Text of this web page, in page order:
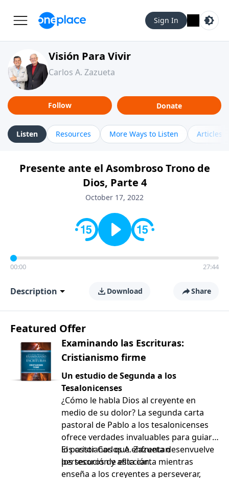
Sign In
Visión Para Vivir
Carlos A. Zazueta
Follow Donate
Listen Resources More Ways to Listen Articles
Presente ante el Asombroso Trono de
Dios, Parte 4
October 17, 2022
00:00 27:44
Description Download Share
Featured Offer
Examinando las Escrituras:
Cristianismo firme
Un estudio de Segunda a los
Tesalonicenses
¿Cómo le habla Dios al creyente en
medio de su dolor? La segunda carta
pastoral de Pablo a los tesalonicenses
ofrece verdades invaluables para guiar a
los cristianos que enfrentan
persecución y aflicción.
El pastor Carlos A. Zazueta desenvuelve
los tesoros de esta carta mientras
enseña a los creyentes a perseverar,